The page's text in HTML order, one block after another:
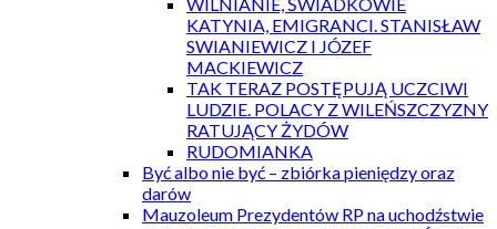
KATYNIA, EMIGRANCI. STANISŁAW
SWIANIEWICZ I JÓZEF
MACKIEWICZ
TAK TERAZ POSTĘPUJĄ UCZCIWI
LUDZIE. POLACY Z WILEŃSZCZYZNY
RATUJĄCY ŻYDÓW
RUDOMIANKA
Być albo nie być – zbiórka pieniędzy oraz
darów
Mauzoleum Prezydentów RP na uchodźstwie